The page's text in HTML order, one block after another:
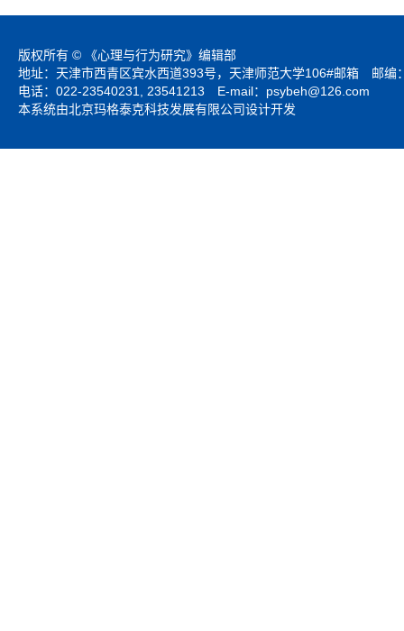
版权所有 © 《心理与行为研究》编辑部
地址：天津市西青区宾水西道393号，天津师范大学106#邮箱 邮编
电话：022-23540231, 23541213 E-mail： psybeh@126.com
本系统由北京玛格泰克科技发展有限公司设计开发